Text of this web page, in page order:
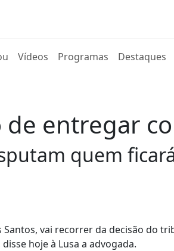
Vídeos Programas Destaques
de entregar
quem
vai recorrer da decisão do
hoje à Lusa a advogada.